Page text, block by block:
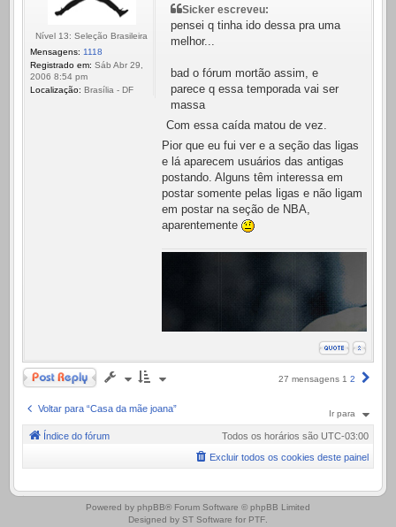
Nível 13: Seleção Brasileira
Mensagens: 1118
Registrado em: Sáb Abr 29,
2006 8:54 pm
Localização: Brasília - DF
Sicker escreveu:
pensei q tinha ido dessa pra uma
melhor...
bad o fórum mortão assim, e
parece q essa temporada vai ser
massa
Com essa caída matou de vez.
Pior que eu fui ver e a seção das ligas
e lá aparecem usuários das antigas
postando. Alguns têm interessa em
postar somente pelas ligas e não ligam
em postar na seção de NBA,
aparentemente
Responder
27 mensagens 1 2
Voltar para “Casa da mãe joana” Ir para
Índice do fórum Todos os horários são UTC-03:00
Excluir todos os cookies deste painel
.
Powered by phpBB® Forum Software © phpBB Limited
Designed by ST Software for PTF